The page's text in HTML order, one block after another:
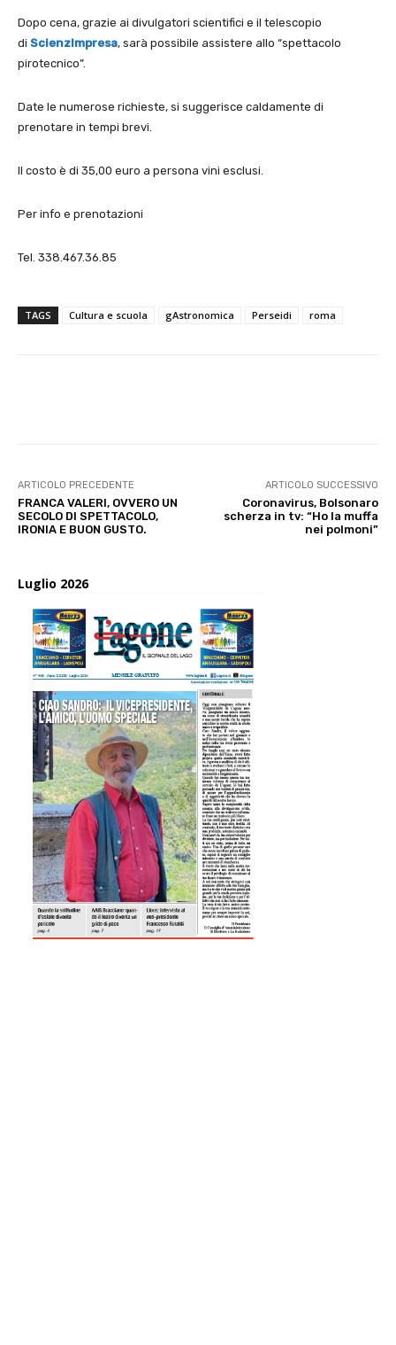
Dopo cena, grazie ai divulgatori scientifici e il telescopio
di ScienzImpresa, sarà possibile assistere allo “spettacolo
pirotecnico”.
Date le numerose richieste, si suggerisce caldamente di
prenotare in tempi brevi.
Il costo è di 35,00 euro a persona vini esclusi.
Per info e prenotazioni
Tel. 338.467.36.85
TAGS Cultura e scuola gAstronomica Perseidi roma
ARTICOLO PRECEDENTE
FRANCA VALERI, OVVERO UN
SECOLO DI SPETTACOLO,
IRONIA E BUON GUSTO.
ARTICOLO SUCCESSIVO
Coronavirus, Bolsonaro
scherza in tv: “Ho la muffa
nei polmoni”
Luglio 2026